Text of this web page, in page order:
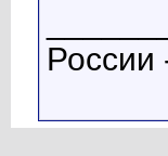
России